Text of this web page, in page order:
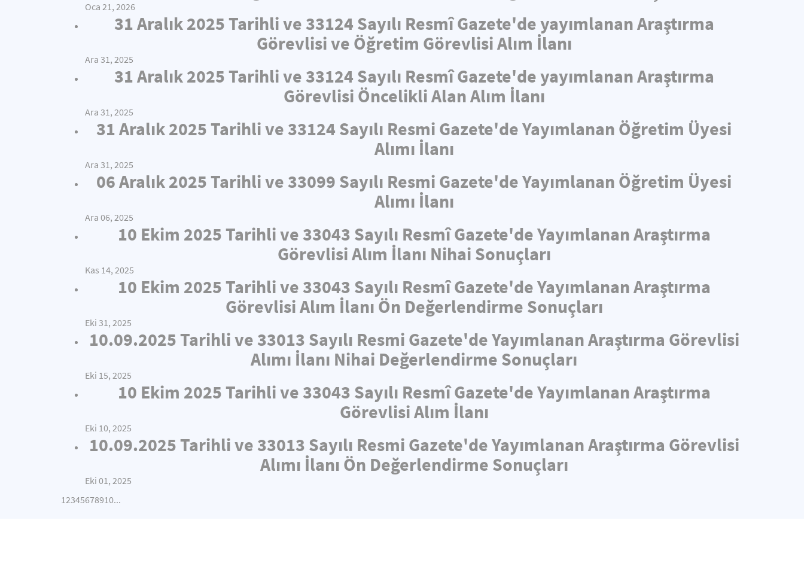
Oca 21, 2026
31 Aralık 2025 Tarihli ve 33124 Sayılı Resmî Gazete'de yayımlanan Araştırma
Görevlisi ve Öğretim Görevlisi Alım İlanı
Ara 31, 2025
31 Aralık 2025 Tarihli ve 33124 Sayılı Resmî Gazete'de yayımlanan Araştırma
Görevlisi Öncelikli Alan Alım İlanı
Ara 31, 2025
31 Aralık 2025 Tarihli ve 33124 Sayılı Resmi Gazete'de Yayımlanan Öğretim Üyesi
Alımı İlanı
Ara 31, 2025
06 Aralık 2025 Tarihli ve 33099 Sayılı Resmi Gazete'de Yayımlanan Öğretim Üyesi
Alımı İlanı
Ara 06, 2025
10 Ekim 2025 Tarihli ve 33043 Sayılı Resmî Gazete'de Yayımlanan Araştırma
Görevlisi Alım İlanı Nihai Sonuçları
Kas 14, 2025
10 Ekim 2025 Tarihli ve 33043 Sayılı Resmî Gazete'de Yayımlanan Araştırma
Görevlisi Alım İlanı Ön Değerlendirme Sonuçları
Eki 31, 2025
10.09.2025 Tarihli ve 33013 Sayılı Resmi Gazete'de Yayımlanan Araştırma Görevlisi
Alımı İlanı Nihai Değerlendirme Sonuçları
Eki 15, 2025
10 Ekim 2025 Tarihli ve 33043 Sayılı Resmî Gazete'de Yayımlanan Araştırma
Görevlisi Alım İlanı
Eki 10, 2025
10.09.2025 Tarihli ve 33013 Sayılı Resmi Gazete'de Yayımlanan Araştırma Görevlisi
Alımı İlanı Ön Değerlendirme Sonuçları
Eki 01, 2025
12345678910...